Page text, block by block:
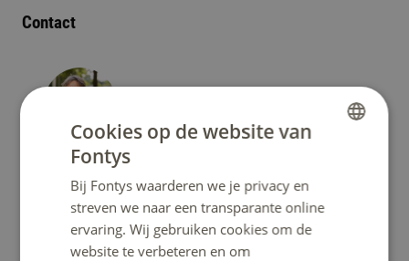
Contact
Dr. A.A. (Anje) Ros
Leading Lector Kenniscentrum Leven Lang
Ontwikkelen | Lector 'Goed leraarschap, goed
leiderschap'
Cookies op de website van
Fontys
Bij Fontys waarderen we je privacy en
streven we naar een transparante online
ervaring. Wij gebruiken cookies om de
website te verbeteren en om